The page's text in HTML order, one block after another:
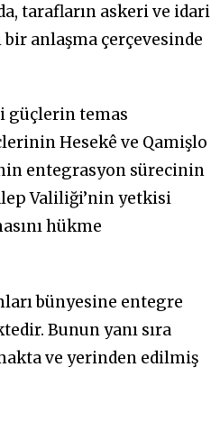
tarafların askeri ve idari
anlaşma çerçevesinde
güçlerin temas
Hesekê ve Qamişlo
entegrasyon sürecinin
Valiliği’nin yetkisi
hükme
bünyesine entegre
Bunun yanı sıra
ve yerinden edilmiş